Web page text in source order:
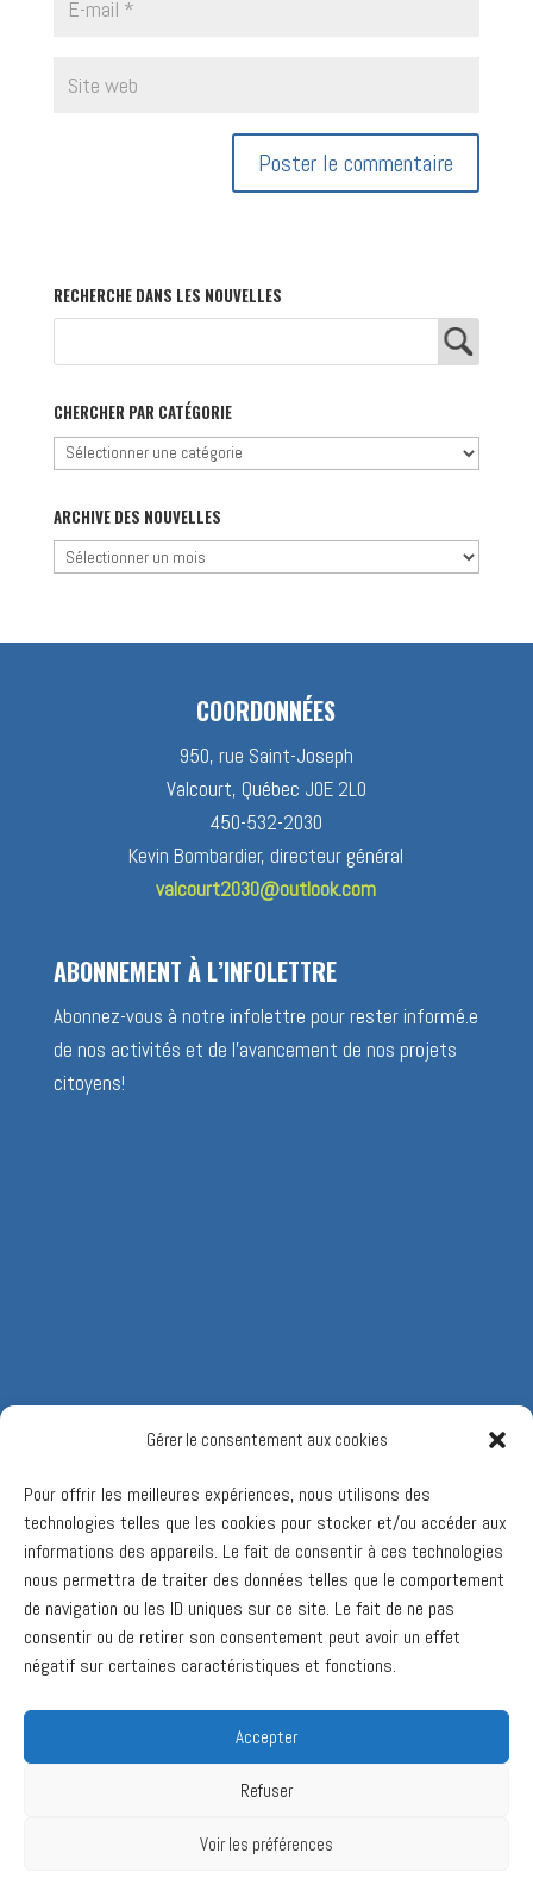
Gérer le consentement aux cookies
Pour offrir les meilleures expériences, nous utilisons des
technologies telles que les cookies pour stocker et/ou accéder aux
informations des appareils. Le fait de consentir à ces technologies
nous permettra de traiter des données telles que le comportement
de navigation ou les ID uniques sur ce site. Le fait de ne pas
consentir ou de retirer son consentement peut avoir un effet
négatif sur certaines caractéristiques et fonctions.
Accepter
Refuser
Voir les préférences
RECHERCHE DANS LES NOUVELLES
CHERCHER PAR CATÉGORIE
Chercher
catégorie
ARCHIVE DES NOUVELLES
Archive
COORDONNÉES
950, rue Saint-Joseph
Valcourt, Québec J0E 2L0
450-532-2030
Kevin Bombardier, directeur général
valcourt2030@outlook.com
ABONNEMENT À L’INFOLETTRE
Abonnez-vous à notre infolettre pour rester informé.e
de nos activités et de l’avancement de nos projets
citoyens!